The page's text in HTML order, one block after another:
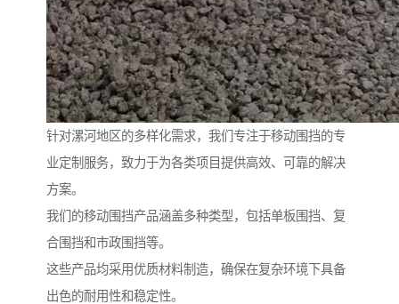
针对漯河地区的多样化需求，我们专注于移动围挡的专
业定制服务，致力于为各类项目提供高效、可靠的解决
方案。
我们的移动围挡产品涵盖多种类型，包括单板围挡、复
合围挡和市政围挡等。
这些产品均采用优质材料制造，确保在复杂环境下具备
出色的耐用性和稳定性。